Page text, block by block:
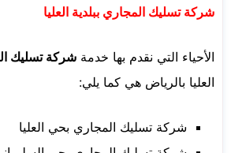
شركة تسليك المجاري ببلدية العليا
الأحياء التي نقدم بها خدمة شركة تسليك
العليا بالرياض هي كما يلي:
شركة تسليك المجاري بحي العليا